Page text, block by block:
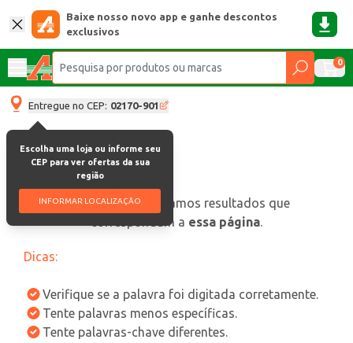
Baixe nosso novo app e ganhe descontos
exclusivos
0
Entregue no CEP: 02170-901
Escolha uma loja ou informe seu
CEP para ver ofertas da sua
região
INFORMAR LOCALIZAÇÃO
oops, não encontramos resultados que
correspondam a essa página.
Dicas:
Verifique se a palavra foi digitada corretamente.
Tente palavras menos específicas.
Tente palavras-chave diferentes.